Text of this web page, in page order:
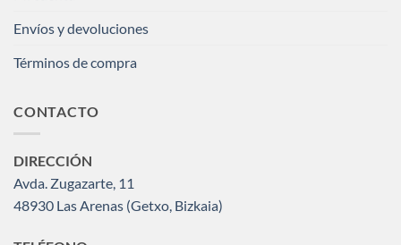
Envíos y devoluciones
Términos de compra
CONTACTO
DIRECCIÓN
Avda. Zugazarte, 11
48930 Las Arenas (Getxo, Bizkaia)